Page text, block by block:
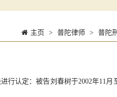
主页 > 普陀律师 > 普陀
行认定：被告刘春树于2002年11月